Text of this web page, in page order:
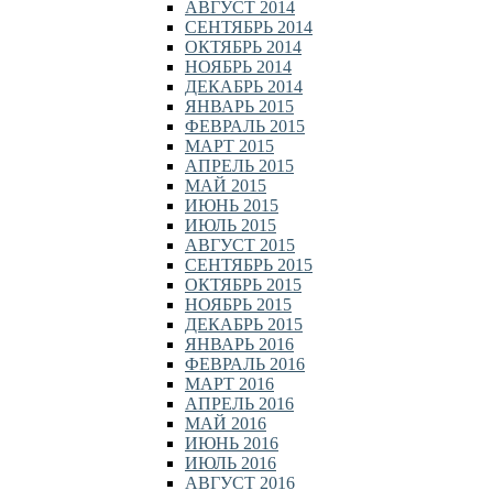
АВГУСТ 2014
СЕНТЯБРЬ 2014
ОКТЯБРЬ 2014
НОЯБРЬ 2014
ДЕКАБРЬ 2014
ЯНВАРЬ 2015
ФЕВРАЛЬ 2015
МАРТ 2015
АПРЕЛЬ 2015
МАЙ 2015
ИЮНЬ 2015
ИЮЛЬ 2015
АВГУСТ 2015
СЕНТЯБРЬ 2015
ОКТЯБРЬ 2015
НОЯБРЬ 2015
ДЕКАБРЬ 2015
ЯНВАРЬ 2016
ФЕВРАЛЬ 2016
МАРТ 2016
АПРЕЛЬ 2016
МАЙ 2016
ИЮНЬ 2016
ИЮЛЬ 2016
АВГУСТ 2016